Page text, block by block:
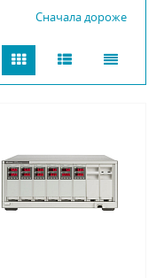
Сначала дороже